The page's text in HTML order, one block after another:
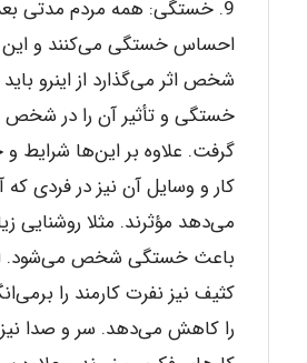
خستگی: همه مردم مدتی بعد
احساس خستگی می‌کنند و این
شخص اثر می‌گذارد از اینرو
خستگی و تأثیر آن را در شخص
گرفت. علاوه بر این‌ها
کار و وسایل آن نیز در فردی که
می‌دهد مؤثرند. مثلا روشنایی
باعث خستگی شخص می‌شود.
کثیف نیز نفرت کارمند را
را کاهش می‌دهد. سر و صدا